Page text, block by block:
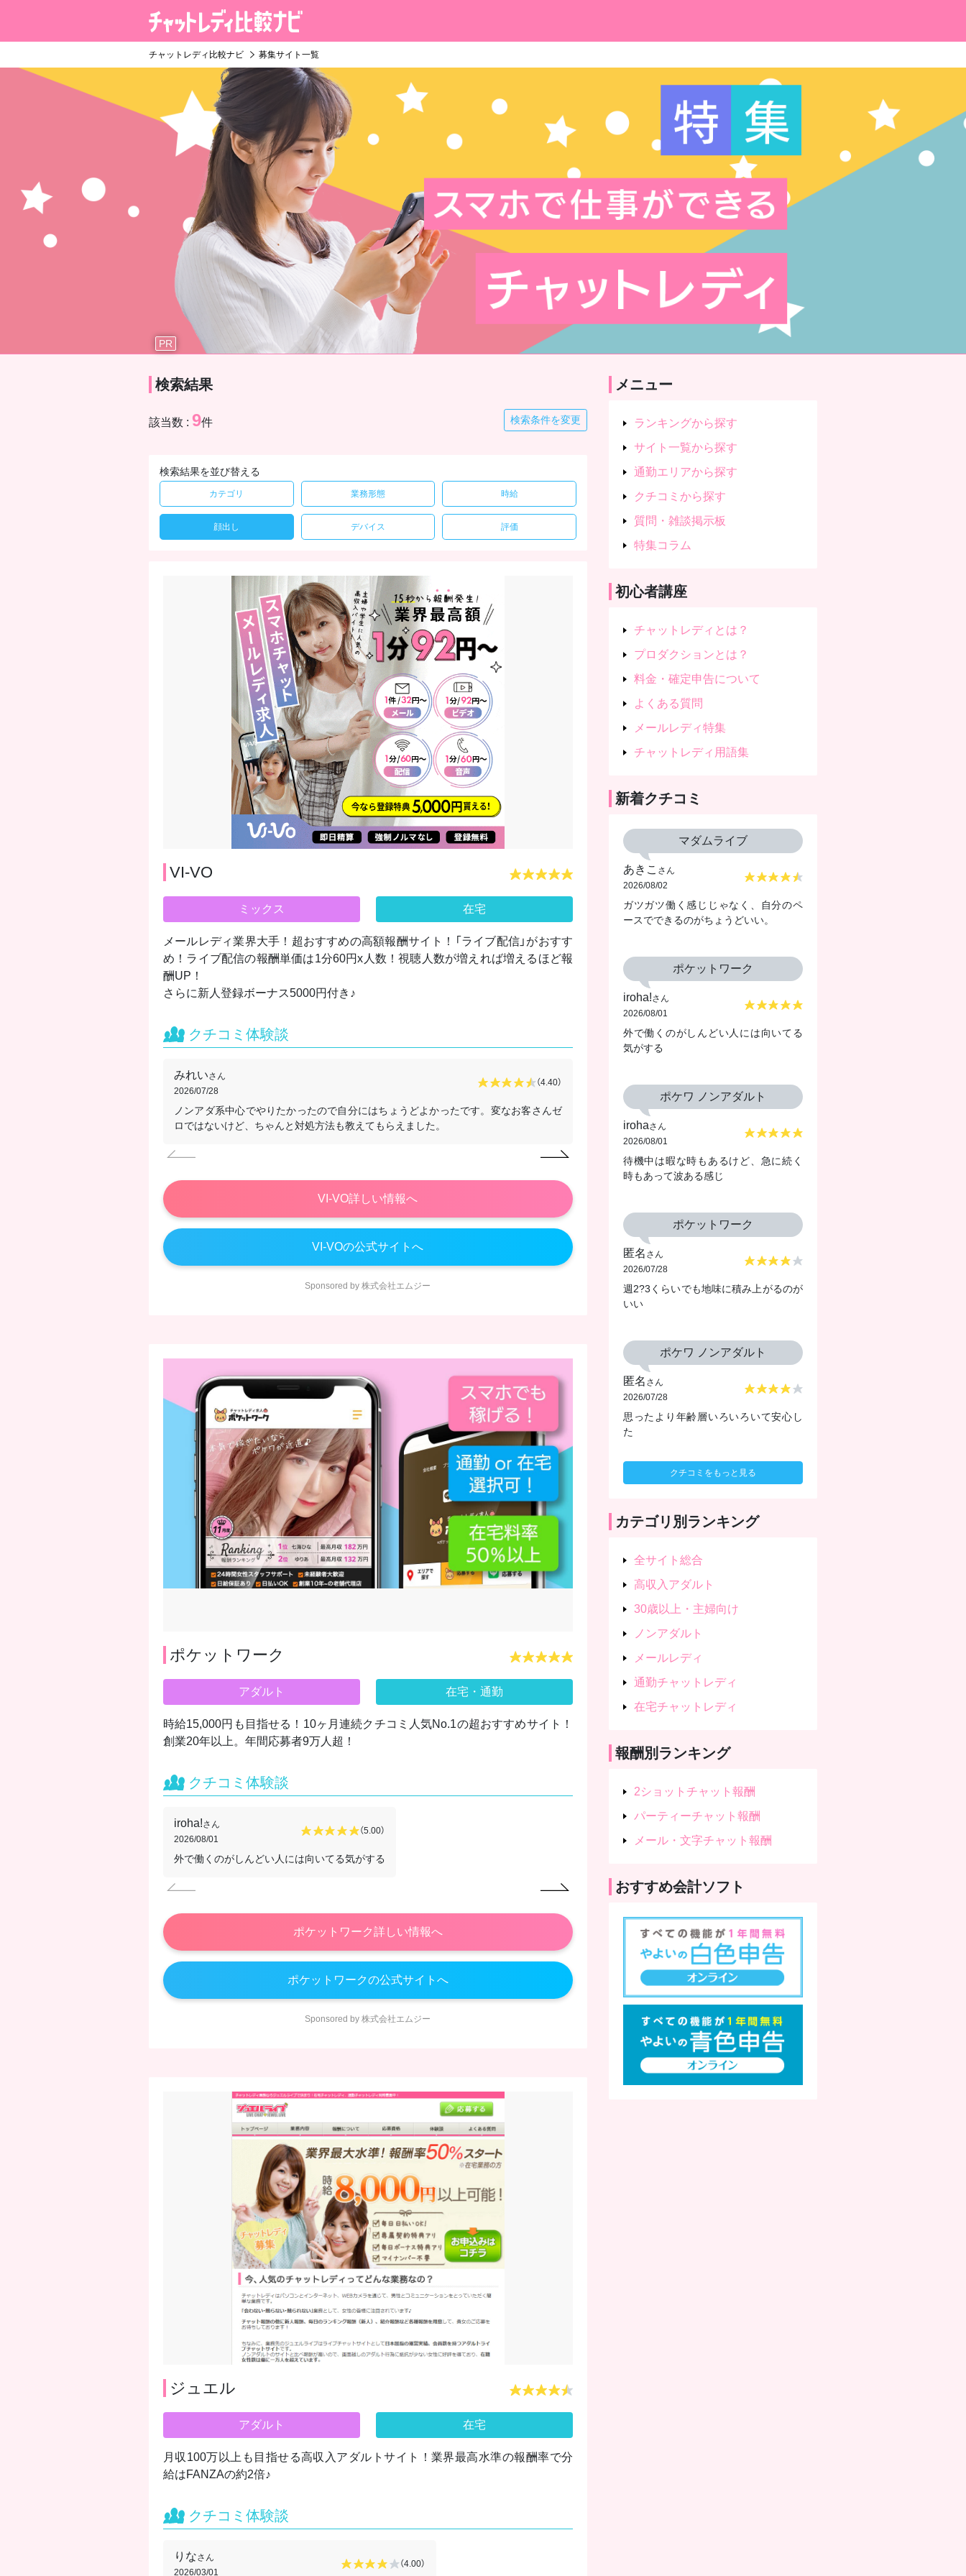
チャットレディ比較ナビ 募集サイト一覧
PR
検索結果
該当数 : 9件 検索条件を変更
検索結果を並び替える
カテゴリ 業務形態 時給
顔出し デバイス 評価
VI-VO
ミックス 在宅
メールレディ業界大手！超おすすめの高額報酬サイト！「ライブ配信」がおすす
め！ライブ配信の報酬単価は1分60円x人数！視聴人数が増えれば増えるほど報
酬UP！
さらに新人登録ボーナス5000円付き♪
クチコミ体験談
みれいさん
2026/07/28
（4.40）
ノンアダ系中心でやりたかったので自分にはちょうどよかったです。変なお客さんゼ
ロではないけど、ちゃんと対処方法も教えてもらえました。
2026/07/20
副業ってもっと面倒なイメージあったけど、ここはスマホ一つで完結するから続け
すいです。待機長い日もあるけど、波があるの込みでゆるくやってます。
VI-VO詳しい情報へ
VI-VOの公式サイトへ
Sponsored by 株式会社エムジー
ポケットワーク
アダルト 在宅・通勤
時給15,000円も目指せる！10ヶ月連続クチコミ人気No.1の超おすすめサイト！
創業20年以上。年間応募者9万人超！
クチコミ体験談
iroha!さん
2026/08/01
（5.00）
外で働くのがしんどい人には向いてる気がする
2026/07/28
ポケットワーク詳しい情報へ
ポケットワークの公式サイトへ
Sponsored by 株式会社エムジー
ジュエル
アダルト 在宅
月収100万以上も目指せる高収入アダルトサイト！業界最高水準の報酬率で分
給はFANZAの約2倍♪
クチコミ体験談
りなさん
2026/03/01
（4.00）
メニュー
ランキングから探す
サイト一覧から探す
通勤エリアから探す
クチコミから探す
質問・雑談掲示板
特集コラム
初心者講座
チャットレディとは？
プロダクションとは？
料金・確定申告について
よくある質問
メールレディ特集
チャットレディ用語集
新着クチコミ
マダムライブ
あきこ さん
2026/08/02
ガツガツ働く感じじゃなく、自分のペ
ースでできるのがちょうどいい。
ポケットワーク
iroha!さん
2026/08/01
外で働くのがしんどい人には向いてる
気がする
ポケワ ノンアダルト
irohaさん
2026/08/01
待機中は暇な時もあるけど、急に続く
時もあって波ある感じ
ポケットワーク
匿名 さん
2026/07/28
週2?3くらいでも地味に積み上がるのが
いい
ポケワ ノンアダルト
匿名 さん
2026/07/28
思ったより年齢層いろいろいて安心し
た
クチコミをもっと見る
カテゴリ別ランキング
全サイト総合
高収入アダルト
30歳以上・主婦向け
ノンアダルト
メールレディ
通勤チャットレディ
在宅チャットレディ
報酬別ランキング
2ショットチャット報酬
パーティーチャット報酬
メール・文字チャット報酬
おすすめ会計ソフト